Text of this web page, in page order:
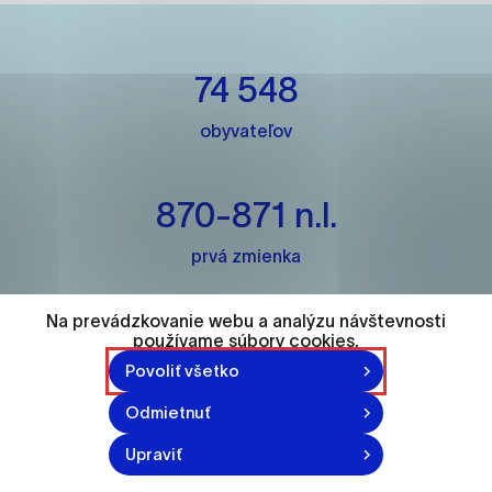
74 548
obyvateľov
870-871 n.l.
prvá zmienka
2
univerzity
140m²
Na prevádzkovanie webu a analýzu návštevnosti
používame súbory cookies.
Povoliť všetko
Odmietnuť
Upraviť
ako je navigácia na stránke a prístup k
používajú, aby mohol stránky optimalizovať a
zbierajú anonymne a nie je možné ich spojiť s
konkrétnou osobou.
Označiť všetko
Uložiť nastavenia
Viac informácií